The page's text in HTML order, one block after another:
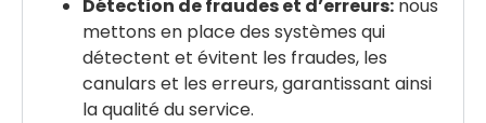
Détection de fraudes et d’erreurs: nous
mettons en place des systèmes qui
détectent et évitent les fraudes, les
canulars et les erreurs, garantissant ainsi
la qualité du service.